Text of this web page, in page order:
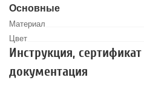
Основные
Материал
Цвет
Инструкция,
документация